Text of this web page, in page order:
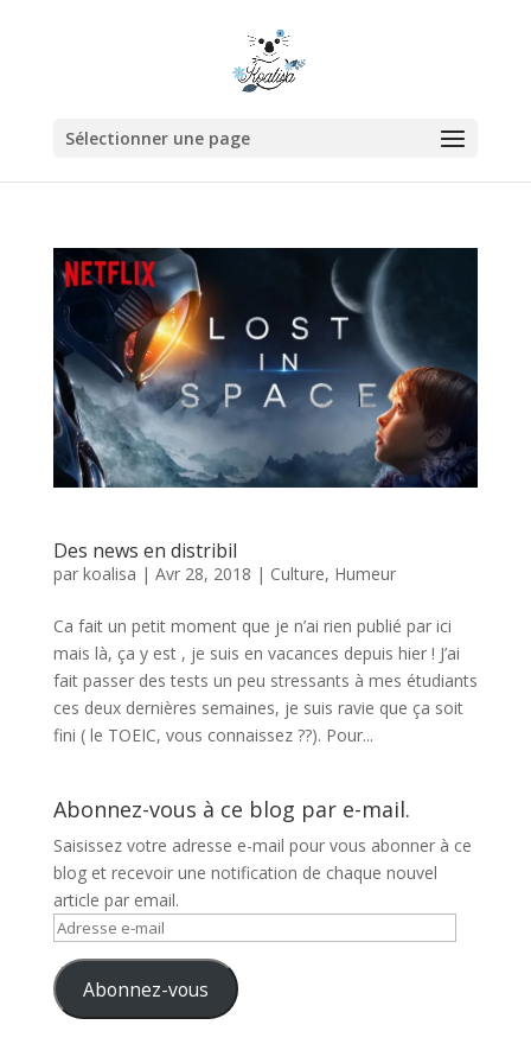
Sélectionner une page
Des news en distribil
par koalisa | Avr 28, 2018 | Culture, Humeur
Ca fait un petit moment que je n’ai rien publié par ici
mais là, ça y est , je suis en vacances depuis hier ! J’ai
fait passer des tests un peu stressants à mes étudiants
ces deux dernières semaines, je suis ravie que ça soit
fini ( le TOEIC, vous connaissez ??). Pour...
Abonnez-vous à ce blog par e-mail.
Saisissez votre adresse e-mail pour vous abonner à ce
blog et recevoir une notification de chaque nouvel
article par email.
Adresse
mail Abonnez-vous